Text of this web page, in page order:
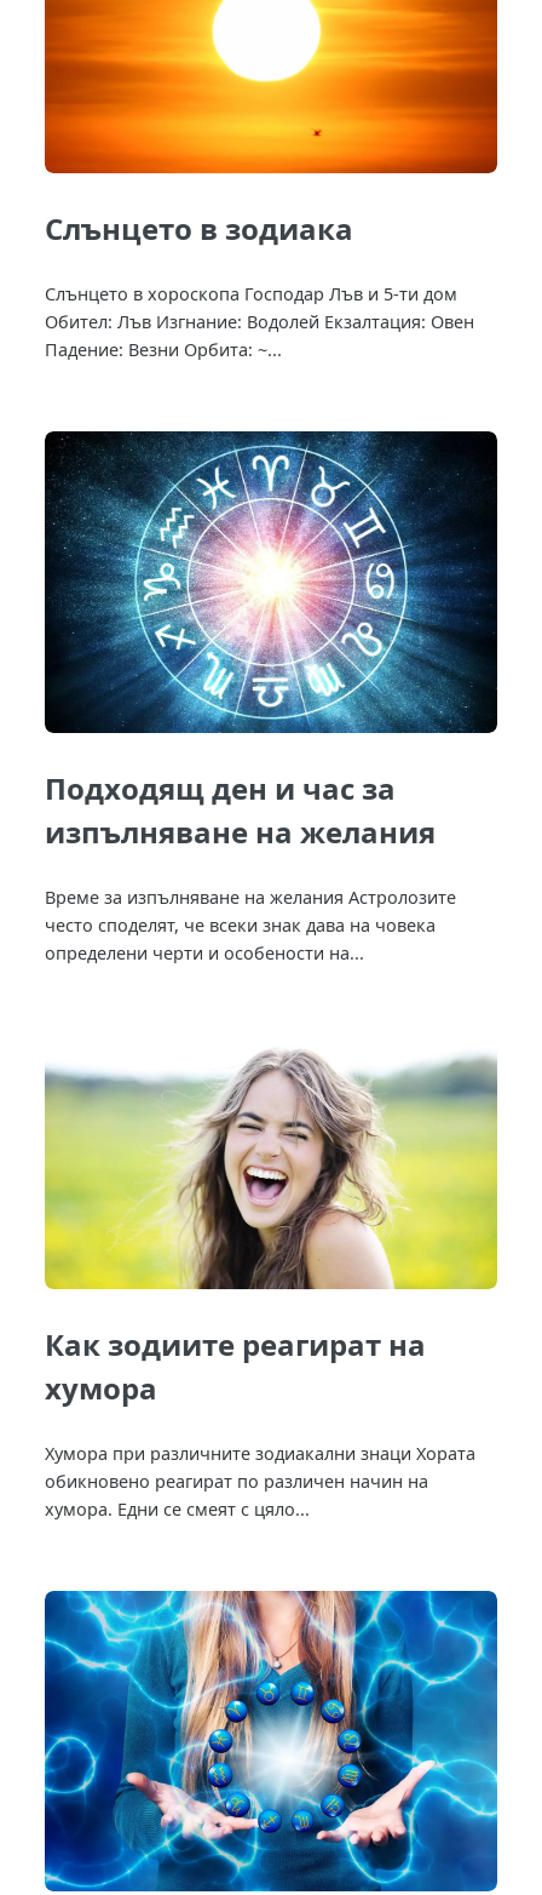
Слънцето в зодиака
Слънцето в хороскопа Господар Лъв и 5-ти дом
Обител: Лъв Изгнание: Водолей Екзалтация: Овен
Падение: Везни Орбита: ~...
Подходящ ден и час за
изпълняване на желания
Време за изпълняване на желания Астролозите
често споделят, че всеки знак дава на човека
определени черти и особености на...
Как зодиите реагират на
хумора
Хумора при различните зодиакални знаци Хората
обикновено реагират по различен начин на
хумора. Едни се смеят с цяло...